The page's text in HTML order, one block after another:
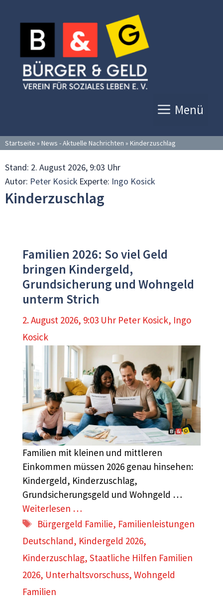
Inhalt
springen
Menü
Startseite » News - Aktuelle Nachrichten » Kinderzuschlag
Stand: 2. August 2026, 9:03 Uhr
Autor: Peter Kosick Experte: Ingo Kosick
Kinderzuschlag
Familien 2026: So viel Geld
bringen Kindergeld,
Grundsicherung und Wohngeld
unterm Strich
2. August 2026, 9:03 Uhr Peter Kosick, Ingo
Kosick
Familien mit kleinen und mittleren
Einkommen müssen 2026 genau hinsehen:
Kindergeld, Kinderzuschlag,
Grundsicherungsgeld und Wohngeld …
Weiterlesen …
Schlagwörter
Bürgergeld Familie, Familienleistungen
Deutschland, Kindergeld 2026,
Kinderzuschlag, Staatliche Hilfen Familien
2026, Unterhaltsvorschuss, Wohngeld
Familien